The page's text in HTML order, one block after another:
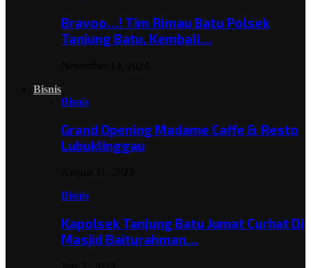
Bravoo…! Tim Rimau Batu Polsek
Tanjung Batu, Kembali…
Bisnis
Bisnis
Grand Opening Madame Caffe & Resto
Lubuklinggau
Bisnis
Kapolsek Tanjung Batu Jumat Curhat Di
Masjid Baiturahman…